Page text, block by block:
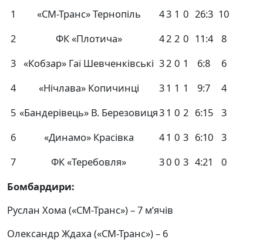
1
«СМ-Транс» Тернопіль 43 1 0 26:3 10
2
ФК «Плотича» 42 2 0 11:4
8
3 «Кобзар» Гаї Шевченківські 32 0 1 6:8
6
4
«Нічлава» Копичинці 31 1 1 9:7
4
5 «Бандерівець» В. Березовиця31 0 2 6:15
3
6
«Динамо» Красівка 41 0 3 6:10
3
7
ФК «Теребовля» 30 0 3 4:21
0
Бомбардири:
Руслан Хома («СМ-Транс») – 7 м’ячів
Олександр Ждаха («СМ-Транс») – 6